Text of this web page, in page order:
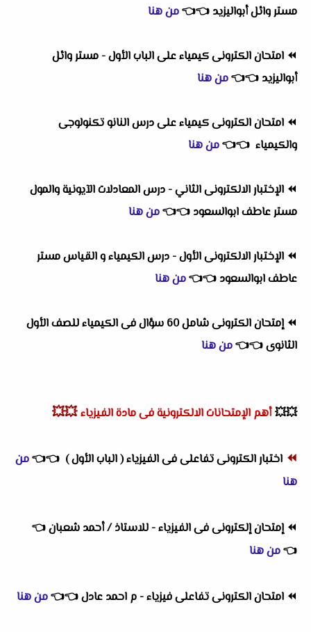
مستر وائل أبواليزيد 👈
👈من هنا
⏪ امتحان الكترونى كيمياء على الباب الأول - مستر وائل
أبواليزيد 👈
👈من هنا
⏪ امتحان الكترونى كيمياء على درس النانو تكنولوجى
والكيمياء 👈
👈من هنا
⏪ الإختبار الالكترونى الثاني - درس المعادلات الآيونية والمول
مستر عاطف ابوالسعود 👈
👈من هنا
⏪ الإختبار الالكترونى الأول - درس الكيمياء و القياس مستر
عاطف ابوالسعود 👈
👈من هنا
⏪
إمتحان الكترونى شامل 60 سؤال فى الكيمياء للصف الأول
الثانوى👈
👈من هنا
💥💥 أهم الإمتحانات الالكترونية فى مادة الفيزياء 💥💥
⏪ اختبار الكترونى تفاعلى فى الفيزياء ( الباب الأول ) 👈
👈من
هنا
⏪إمتحان إلكترونى فى الفيزياء - للاستاذ / أحمد شعبان👈
👈من هنا
⏪ امتحان الكترونى تفاعلى فيزياء - م احمد عادل👈
👈من هنا